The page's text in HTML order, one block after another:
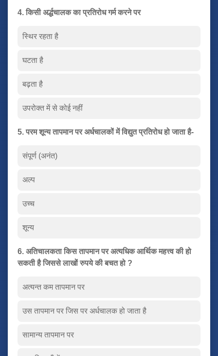
4. किसी अर्द्धचालक का प्रतिरोध गर्म करने पर
स्थिर रहता है
घटता है
बढ़ता है
उपरोक्त में से कोई नहीं
5. परम शून्य तापमान पर अर्धचालकों में विद्युत प्रतिरोध हो जाता है-
संपूर्ण (अनंत)
अल्प
उच्च
शून्य
6. अतिचालकता किस तापमान पर अत्यधिक आर्थिक महत्त्व की हो
सकती है जिससे लाखों रुपये की बचत हो ?
अत्यन्त कम तापमान पर
उस तापमान पर जिस पर अर्धचालक हो जाता है
सामान्य तापमान पर